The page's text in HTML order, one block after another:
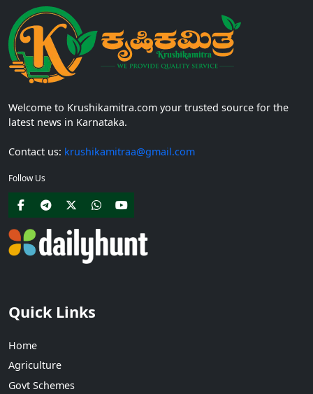
Welcome to Krushikamitra.com your trusted source for the
latest news in Karnataka.
Contact us: krushikamitraa@gmail.com
Follow Us
Quick Links
Home
Agriculture
Govt Schemes